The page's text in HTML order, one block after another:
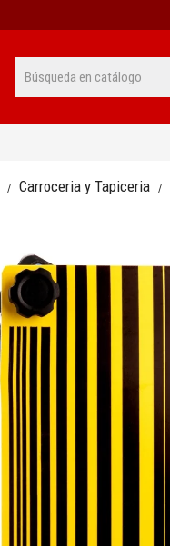
Carroceria y Tapiceria